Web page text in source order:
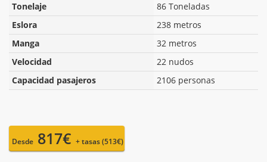
Tonelaje
86 Toneladas
Eslora
238 metros
Manga
32 metros
Velocidad
22 nudos
Capacidad pasajeros
2106 personas
Desde 817€ + tasas (513€)